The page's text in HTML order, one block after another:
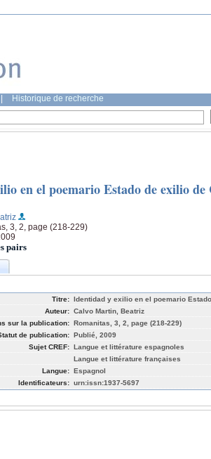
Historique de recherche
en el poemario Estado de exilio
3, 2, page (218-229)
pairs
Titre: Identidad y exilio en el poemario
Auteur: Calvo Martin, Beatriz
sur la publication: Romanitas, 3, 2, page (218-229)
de publication: Publié, 2009
Sujet CREF: Langue et littérature espagnoles
Langue et littérature françaises
Langue: Espagnol
Identificateurs: urn:issn:1937-5697